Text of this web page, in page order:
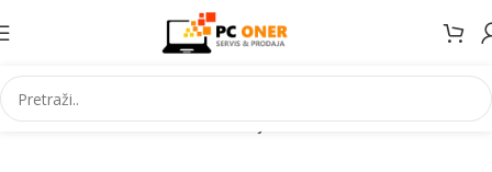
Početna Informatika USB uredaji USB hub-ovi